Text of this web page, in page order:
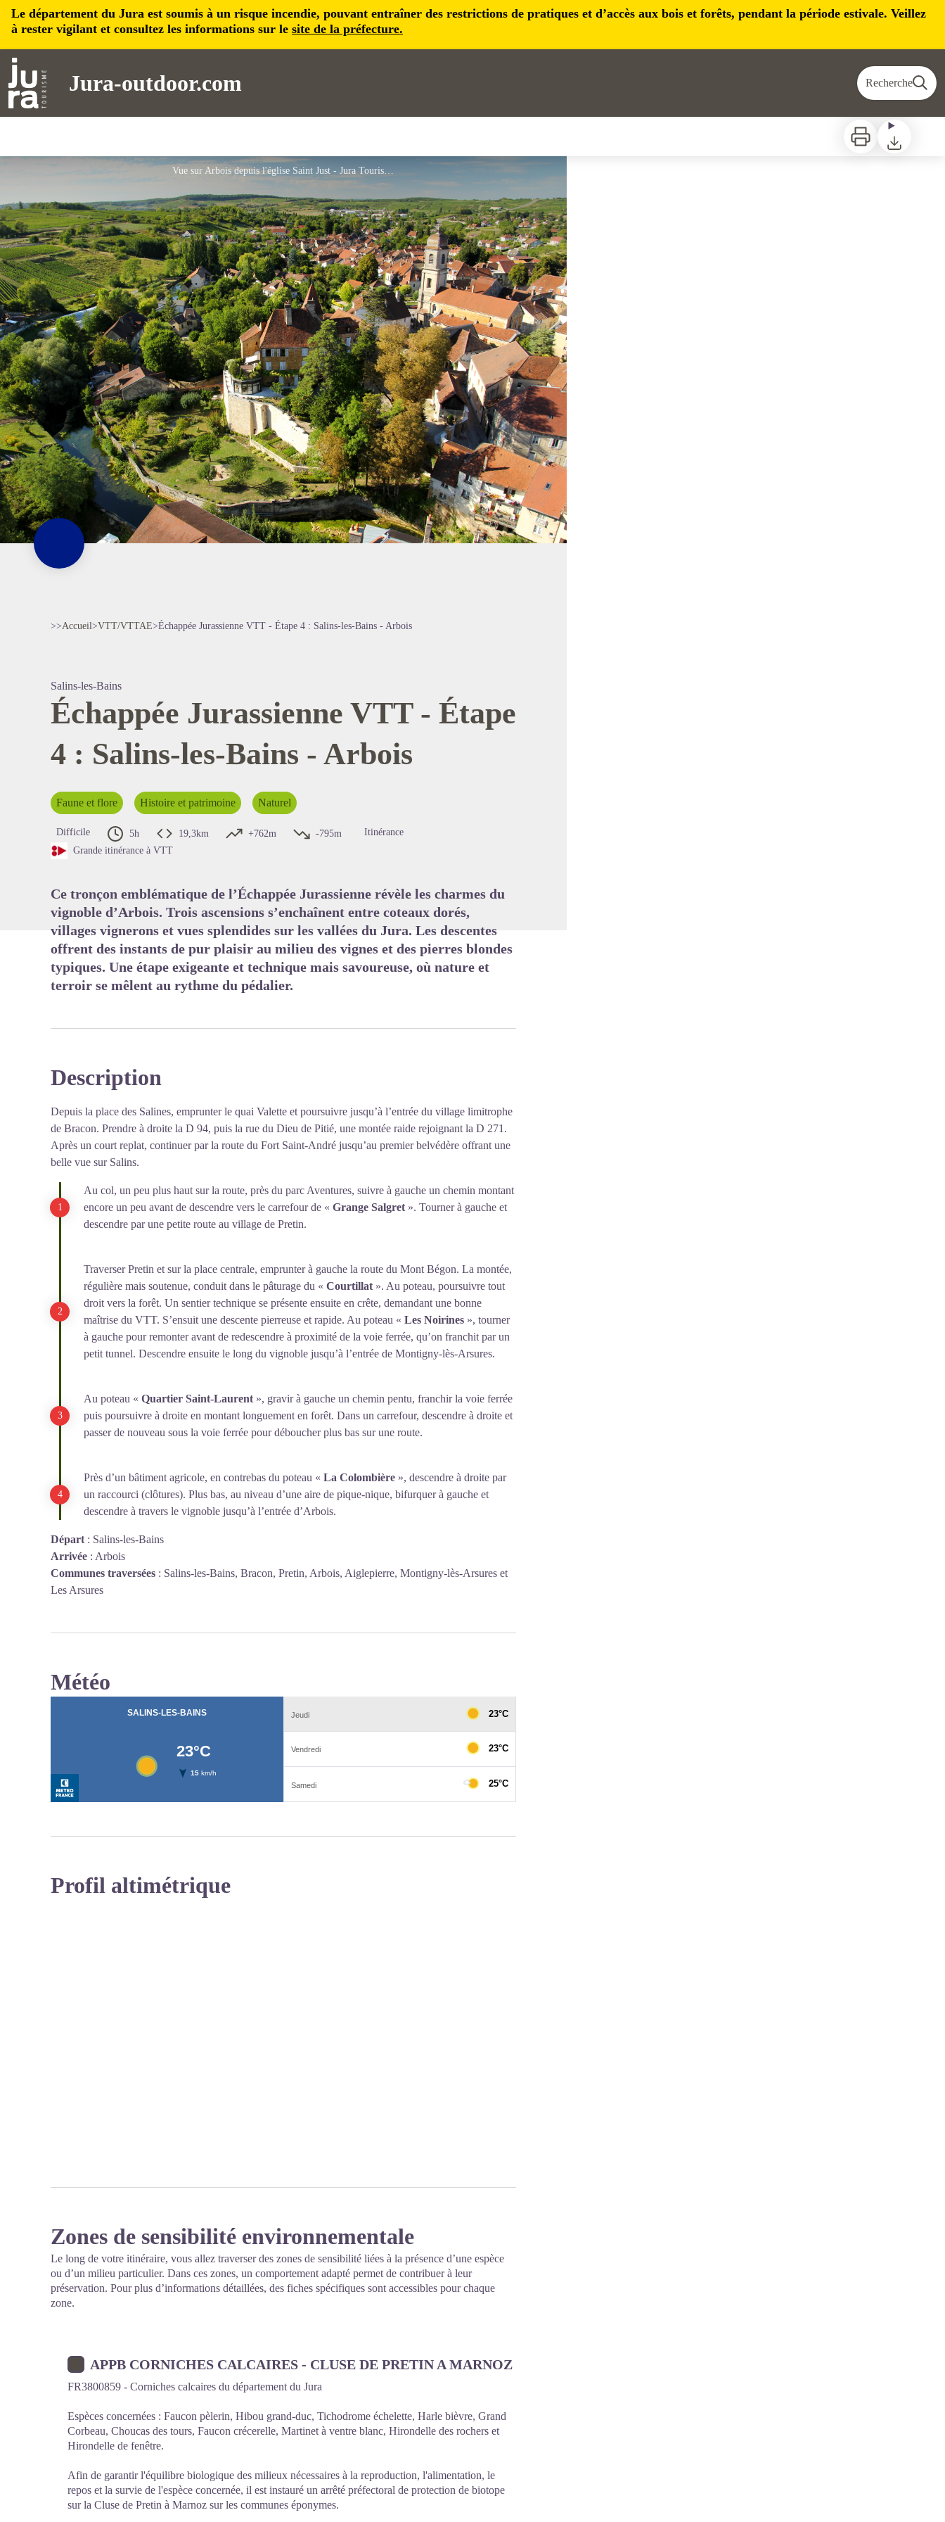
Le département du Jura est soumis à un risque incendie, pouvant entraîner des restrictions de pratiques et d’accès aux bois et forêts, pendant la période estivale. Veillez
à rester vigilant et consultez les informations sur le site de la préfecture.
Jura-outdoor.com Recherche
Imprimer Télécharger
Vue sur Arbois depuis l'église Saint Just - Jura Tourisme
Voir l'image en plein écran
>>Accueil>VTT/VTTAE>Échappée Jurassienne VTT - Étape 4 : Salins-les-Bains - Arbois
Salins-les-Bains
Échappée Jurassienne VTT - Étape
4 : Salins-les-Bains - Arbois
Faune et flore Histoire et patrimoine Naturel
Difficile 5h 19,3km +762m -795m
Itinérance
Grande itinérance à VTT
Ce tronçon emblématique de l’Échappée Jurassienne révèle les charmes du
vignoble d’Arbois. Trois ascensions s’enchaînent entre coteaux dorés,
villages vignerons et vues splendides sur les vallées du Jura. Les descentes
offrent des instants de pur plaisir au milieu des vignes et des pierres blondes
typiques. Une étape exigeante et technique mais savoureuse, où nature et
terroir se mêlent au rythme du pédalier.
Description
Depuis la place des Salines, emprunter le quai Valette et poursuivre jusqu’à l’entrée du village limitrophe
de Bracon. Prendre à droite la D 94, puis la rue du Dieu de Pitié, une montée raide rejoignant la D 271.
Après un court replat, continuer par la route du Fort Saint-André jusqu’au premier belvédère offrant une
belle vue sur Salins.
Au col, un peu plus haut sur la route, près du parc Aventures, suivre à gauche un chemin montant
encore un peu avant de descendre vers le carrefour de « Grange Salgret ». Tourner à gauche et
descendre par une petite route au village de Pretin.
Traverser Pretin et sur la place centrale, emprunter à gauche la route du Mont Bégon. La montée,
régulière mais soutenue, conduit dans le pâturage du « Courtillat ». Au poteau, poursuivre tout
droit vers la forêt. Un sentier technique se présente ensuite en crête, demandant une bonne
maîtrise du VTT. S’ensuit une descente pierreuse et rapide. Au poteau « Les Noirines », tourner
à gauche pour remonter avant de redescendre à proximité de la voie ferrée, qu’on franchit par un
petit tunnel. Descendre ensuite le long du vignoble jusqu’à l’entrée de Montigny-lès-Arsures.
Au poteau « Quartier Saint-Laurent », gravir à gauche un chemin pentu, franchir la voie ferrée
puis poursuivre à droite en montant longuement en forêt. Dans un carrefour, descendre à droite et
passer de nouveau sous la voie ferrée pour déboucher plus bas sur une route.
Près d’un bâtiment agricole, en contrebas du poteau « La Colombière », descendre à droite par
un raccourci (clôtures). Plus bas, au niveau d’une aire de pique-nique, bifurquer à gauche et
descendre à travers le vignoble jusqu’à l’entrée d’Arbois.
Départ : Salins-les-Bains
Arrivée : Arbois
Communes traversées : Salins-les-Bains, Bracon, Pretin, Arbois, Aiglepierre, Montigny-lès-Arsures et
Les Arsures
Météo
Profil altimétrique
Zones de sensibilité environnementale
Le long de votre itinéraire, vous allez traverser des zones de sensibilité liées à la présence d’une espèce
ou d’un milieu particulier. Dans ces zones, un comportement adapté permet de contribuer à leur
préservation. Pour plus d’informations détaillées, des fiches spécifiques sont accessibles pour chaque
zone.
APPB CORNICHES CALCAIRES - CLUSE DE PRETIN A MARNOZ
FR3800859 - Corniches calcaires du département du Jura
Espèces concernées : Faucon pèlerin, Hibou grand-duc, Tichodrome échelette, Harle bièvre, Grand
Corbeau, Choucas des tours, Faucon crécerelle, Martinet à ventre blanc, Hirondelle des rochers et
Hirondelle de fenêtre.
Afin de garantir l'équilibre biologique des milieux nécessaires à la reproduction, l'alimentation, le
repos et la survie de l'espèce concernée, il est instauré un arrêté préfectoral de protection de biotope
sur la Cluse de Pretin à Marnoz sur les communes éponymes.